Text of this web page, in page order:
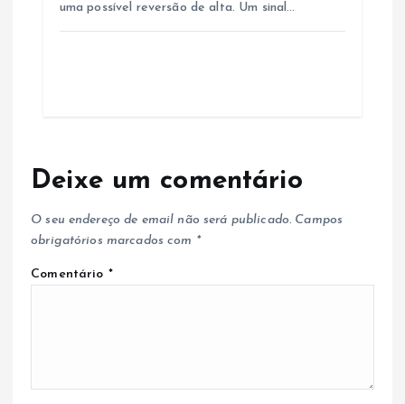
uma possível reversão de alta. Um sinal…
Deixe um comentário
O seu endereço de email não será publicado. Campos
obrigatórios marcados com *
Comentário *